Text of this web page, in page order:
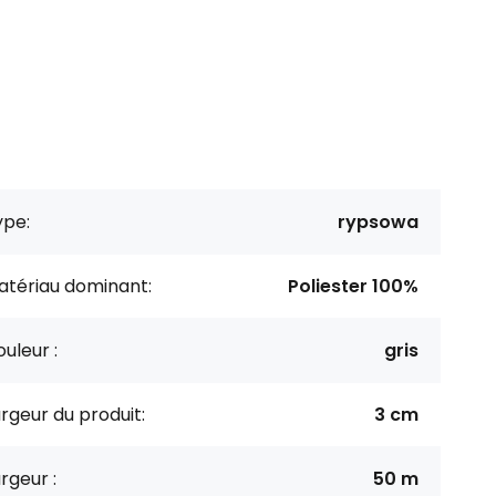
rypsowa
dominant: Poliester 100%
: gris
du produit: 3 cm
: 50 m